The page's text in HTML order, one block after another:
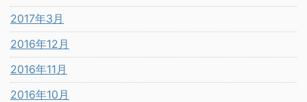
2017年3月
2016年12月
2016年11月
2016年10月